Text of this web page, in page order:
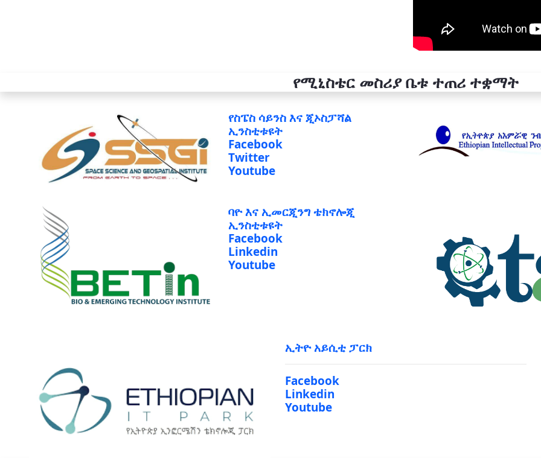
የሚኒስቴር መስሪያ ቤቱ ተጠሪ ተቋማት
የስፔስ ሳይንስ እና ጂኦስፓሻል
ኢንስቲቱዩት
Facebook
Twitter
Youtube
ባዮ እና ኢመርጂንግ ቴክኖሎጂ
ኢንስቲቱዩት
Facebook
Linkedin
Youtube
ኢትዮ አይሲቲ ፓርክ
Facebook
Linkedin
Youtube